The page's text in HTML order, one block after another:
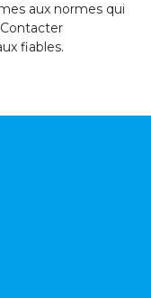
aux normes qui
fiables.